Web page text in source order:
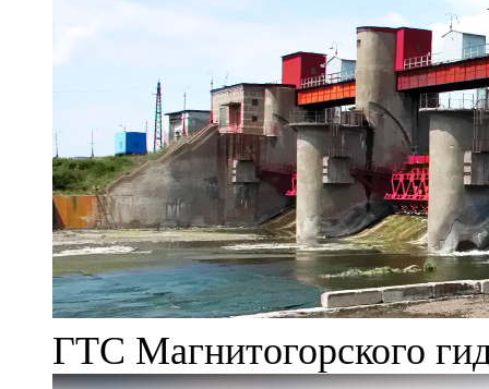
ГТС Магнитогорского